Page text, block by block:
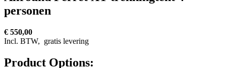
personen
€ 550,00
Incl. BTW, gratis levering
Product Options: